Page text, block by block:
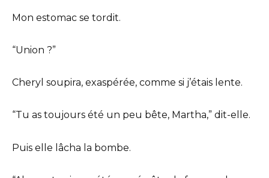
Mon estomac se tordit.
“Union ?”
Cheryl soupira, exaspérée, comme si j’étais lente.
“Tu as toujours été un peu bête, Martha,” dit-elle.
Puis elle lâcha la bombe.